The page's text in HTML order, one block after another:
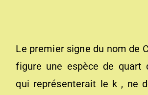
Le premier signe du nom de
figure une espèce de quart
qui représenterait le k , ne